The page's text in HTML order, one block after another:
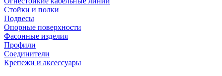
Стойки и полки
Подвесы
Опорные поверхности
Фасонные изделия
Профили
Соединители
Крепежи и аксессуары